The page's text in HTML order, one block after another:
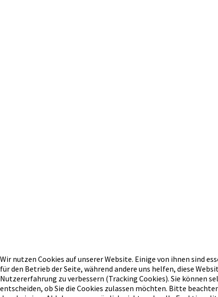
Wir nutzen Cookies auf unserer Website. Einige von ihnen sind
für den Betrieb der Seite, während andere uns helfen, diese
Nutzererfahrung zu verbessern (Tracking Cookies). Sie können
entscheiden, ob Sie die Cookies zulassen möchten. Bitte